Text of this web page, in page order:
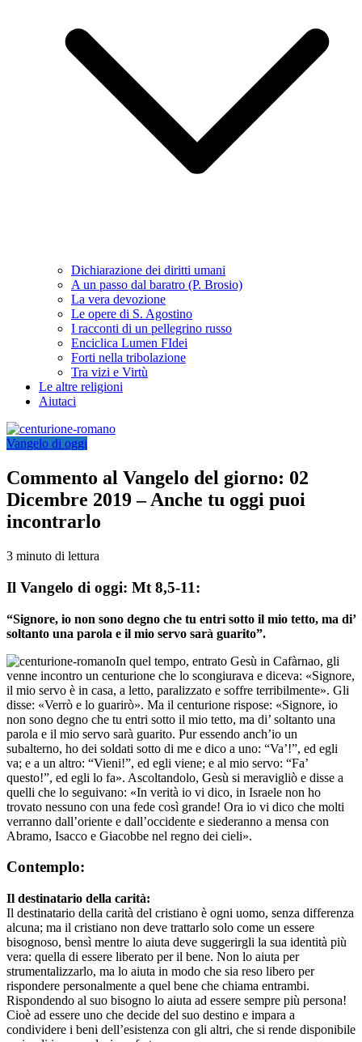
Dichiarazione dei diritti umani
A un passo dal baratro (P. Brosio)
La vera devozione
Le opere di S. Agostino
I racconti di un pellegrino russo
Enciclica Lumen FIdei
Forti nella tribolazione
Tra vizi e Virtù
Le altre religioni
Aiutaci
Vangelo di oggi
Commento al Vangelo del giorno: 02
Dicembre 2019 – Anche tu oggi puoi
incontrarlo
3 minuto di lettura
Il Vangelo di oggi: Mt 8,5-11:
“Signore, io non sono degno che tu entri sotto il mio tetto, ma di’
soltanto una parola e il mio servo sarà guarito”.
In quel tempo, entrato Gesù in Cafàrnao, gli
venne incontro un centurione che lo scongiurava e diceva: «Signore,
il mio servo è in casa, a letto, paralizzato e soffre terribilmente». Gli
disse: «Verrò e lo guarirò». Ma il centurione rispose: «Signore, io
non sono degno che tu entri sotto il mio tetto, ma di’ soltanto una
parola e il mio servo sarà guarito. Pur essendo anch’io un
subalterno, ho dei soldati sotto di me e dico a uno: “Va’!”, ed egli
va; e a un altro: “Vieni!”, ed egli viene; e al mio servo: “Fa’
questo!”, ed egli lo fa». Ascoltandolo, Gesù si meravigliò e disse a
quelli che lo seguivano: «In verità io vi dico, in Israele non ho
trovato nessuno con una fede così grande! Ora io vi dico che molti
verranno dall’oriente e dall’occidente e siederanno a mensa con
Abramo, Isacco e Giacobbe nel regno dei cieli».
Contemplo:
Il destinatario della carità:
Il destinatario della carità del cristiano è ogni uomo, senza differenza
alcuna; ma il cristiano non deve trattarlo solo come un essere
bisognoso, bensì mentre lo aiuta deve suggerirgli la sua identità più
vera: quella di essere liberato per il bene. Non lo aiuta per
strumentalizzarlo, ma lo aiuta in modo che sia reso libero per
rispondere personalmente a quel bene che chiama entrambi.
Rispondendo al suo bisogno lo aiuta ad essere sempre più persona!
Cioè ad essere uno che decide del suo destino e impara a
condividere i beni dell’esistenza con gli altri, che si rende disponibile